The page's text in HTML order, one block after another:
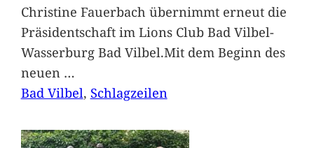
Christine Fauerbach übernimmt erneut die
Präsidentschaft im Lions Club Bad Vilbel-
Wasserburg Bad Vilbel.Mit dem Beginn des
neuen …
Bad Vilbel, Schlagzeilen